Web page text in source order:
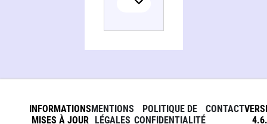
INFORMATIONS
MISES À JOUR
MENTIONS
LÉGALES
POLITIQUE DE
CONFIDENTIALITÉ
CONTACT